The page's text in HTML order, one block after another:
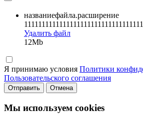
названиефайла.расширение
Удалить файл
12Mb
Я принимаю условия Политики
Пользовательского соглашения
Отправить Отмена
Мы используем cookies